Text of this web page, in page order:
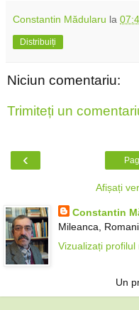
Constantin Mădularu la
Distribuiți
Niciun comentariu:
Trimiteți un
‹
Afișați
Constantin
Mileanca,
Vizualizați profilul
Un